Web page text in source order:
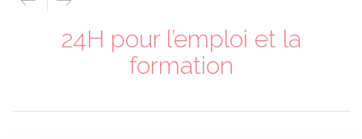
24H pour l’emploi et la
formation